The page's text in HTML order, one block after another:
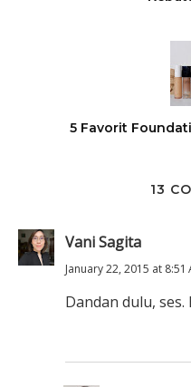
5 Favorit
13
Vani Sagita
January 22, 2015 at 8:51
Dandan dulu, ses.